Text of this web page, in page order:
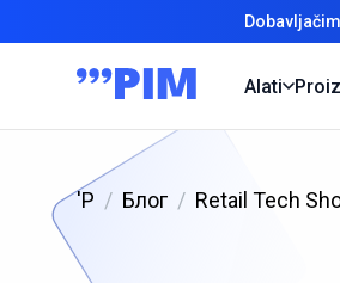
Alati
'P Блог Retail Tech